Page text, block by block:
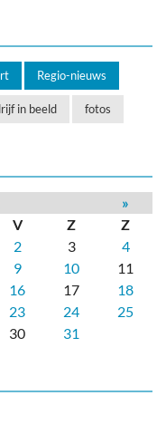
Regio-nieuws
in beeld fotos
»
V Z
Z
2 3
4
9 10
11
16 17
18
23 24
25
30 31